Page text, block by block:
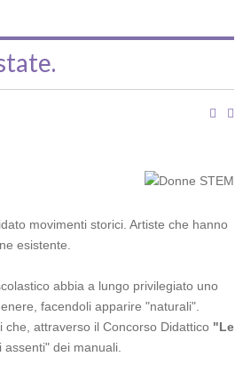
movimenti storici. Artiste che hanno
esistente.
abbia a lungo privilegiato uno
facendoli apparire "naturali".
attraverso il Concorso Didattico "Le
dei manuali.